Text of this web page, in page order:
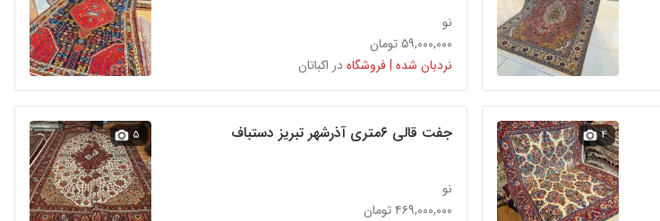
نو
۵۹,۰۰۰,۰۰۰ تومان
نردبان شده | فروشگاهدر اکباتان
۴ جفت قالی ۶متری آذرشهر تبریز دستباف
نو
۴۶۹,۰۰۰,۰۰۰ تومان
۵